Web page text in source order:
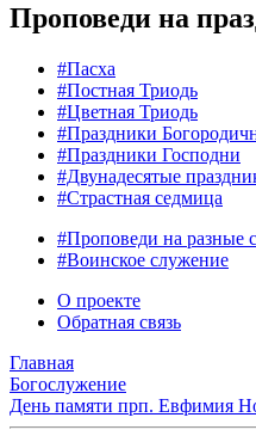
Проповеди на
#Пасха
#Постная Триодь
#Цветная Триодь
#Праздники
#Праздники Господни
#Двунадесятые
#Страстная седмица
#Проповеди на разные
#Воинское служение
О проекте
Обратная связь
Главная
Богослужение
День памяти прп. Евфимия